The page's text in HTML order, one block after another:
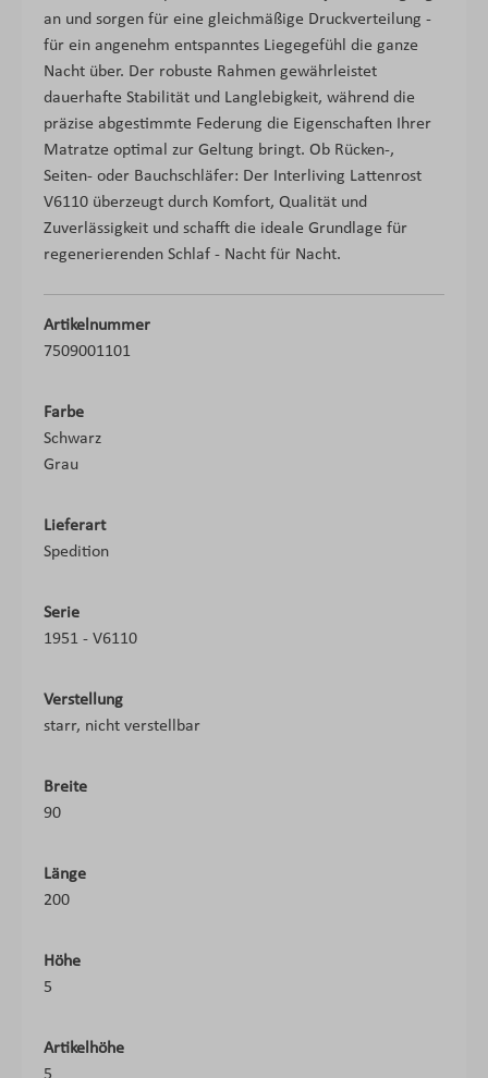
an und sorgen für eine gleichmäßige Druckverteilung -
für ein angenehm entspanntes Liegegefühl die ganze
Nacht über. Der robuste Rahmen gewährleistet
dauerhafte Stabilität und Langlebigkeit, während die
präzise abgestimmte Federung die Eigenschaften Ihrer
Matratze optimal zur Geltung bringt. Ob Rücken-,
Seiten- oder Bauchschläfer: Der Interliving Lattenrost
V6110 überzeugt durch Komfort, Qualität und
Zuverlässigkeit und schafft die ideale Grundlage für
regenerierenden Schlaf - Nacht für Nacht.
Artikelnummer
7509001101
Farbe
Schwarz
Grau
Lieferart
Spedition
Serie
1951 - V6110
Verstellung
starr, nicht verstellbar
Breite
90
Länge
200
Höhe
5
Artikelhöhe